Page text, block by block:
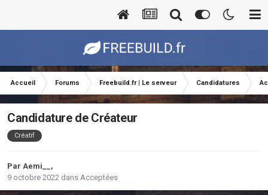
Accueil Forums Freebuild.fr | Le serveur Candidatures
Candidature de Créateur
Créatif
Par Aemi__ ,
9 octobre 2022 dans Acceptées